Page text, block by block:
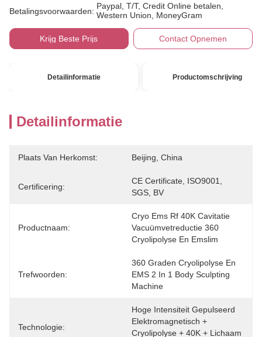
Betalingsvoorwaarden:
Paypal, T/T, Credit Online betalen,
Western Union, MoneyGram
Krijg Beste Prijs Contact Opnemen
Detailinformatie Productomschrijving
Detailinformatie
Plaats Van Herkomst: Beijing, China
Certificering:
CE Certificate, ISO9001,
SGS, BV
Productnaam:
Cryo Ems Rf 40K Cavitatie
Vacuümvetreductie 360
Cryolipolyse En Emslim
Trefwoorden:
360 Graden Cryolipolyse En
EMS 2 In 1 Body Sculpting
Machine
Technologie:
Hoge Intensiteit Gepulseerd
Elektromagnetisch +
Cryolipolyse + 40K + Lichaam